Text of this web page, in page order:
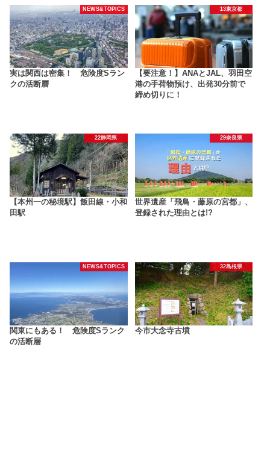
NEWS&TOPICS
実は関西は密集！ 危険度Sラン
クの活断層
13東京都
【要注意！】ANAとJAL、羽田空
港の手荷物預け、出発30分前で
締め切りに！
22静岡県
【本州一の秘境駅】飯田線・小和
田駅
29奈良県
世界遺産「飛鳥・藤原の宮都」、
登録された理由とは!?
NEWS&TOPICS
関東にもある！ 危険度Sランク
の活断層
32島根県
今市大念寺古墳